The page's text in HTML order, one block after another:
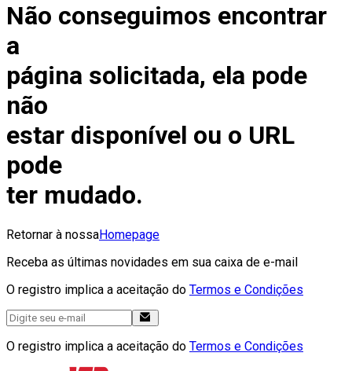
Não conseguimos encontrar
a
página solicitada, ela pode
não
estar disponível ou o URL
pode
ter mudado.
Retornar à nossaHomepage
Receba as últimas novidades em sua caixa de e-mail
O registro implica a aceitação do Termos e Condições
O registro implica a aceitação do Termos e Condições